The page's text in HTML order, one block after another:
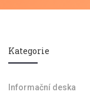
Kategorie
Informační deska